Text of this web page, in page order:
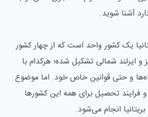
آشنا شوید.
یک کشور واحد است که از چهار کشور
و ایرلند شمالی تشکیل شده؛ هرکدام با
و حتی قوانین خاص خود. اما موضوع
فرایند تحصیل برای همه این کشورها
انجام می‌شود.